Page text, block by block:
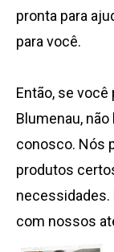
pronta para
para você.
Então, se
Blumenau,
conosco. Nós
produtos
necessidades.
com nossos